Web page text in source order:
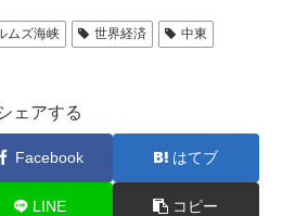
ムズ海峡 世界経済
中東
ェアする
Facebook はてブ
LINE コピー